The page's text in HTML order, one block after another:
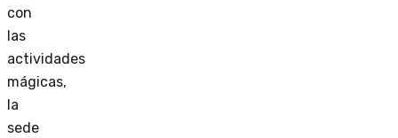
con
las
actividades
mágicas,
la
sede